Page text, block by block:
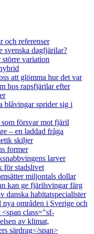
och referenser
svenska dagfjärilar?
större variation
att glömma hur det var
hos rapsfjärilar efter
blåvingar sprider sig i
försvar mot fjäril
– en laddad fråga
skiljer
former
larver
för stadslivet
miljontals dollar
kan ge fjärilsvingar färg
danska habitatspecialister
områden i Sverige och
class="sf-
av klimat,
särdrag</span>